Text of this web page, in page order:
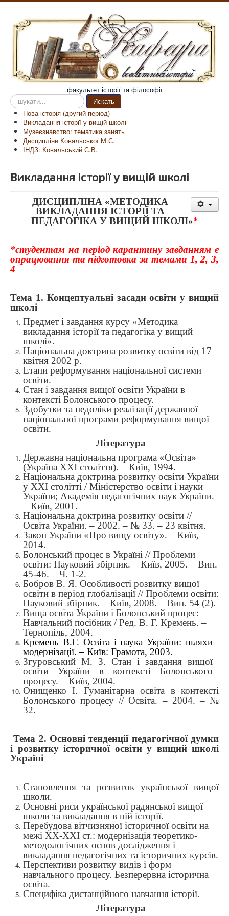
факультет історії та філософії
Пошук
на
сайті
Искать
Нова історія (другий період)
Викладання історії у вищій школі
Музеєзнавство: тематика занять
Дисципліни Ковальської М.С.
ІНДЗ: Ковальський С.В.
Викладання історії у вищій школі
ДИСЦИПЛІНА «МЕТОДИКА
ВИКЛАДАННЯ ІСТОРІЇ ТА
ПЕДАГОГІКА У ВИЩИЙ ШКОЛІ»*
*студентам на період карантину завданням є
опрацювання та підготовка за темами 1, 2, 3,
4
Тема 1. Концептуальні засади освіти у вищий
школі
Предмет і завдання курсу «Методика
викладання історії та педагогіка у вищий
школі».
Національна доктрина розвитку освіти від 17
квітня 2002 р.
Етапи реформування національної системи
освіти.
Стан і завдання вищої освіти України в
контексті Болонського процесу.
Здобутки та недоліки реалізації державної
національної програми реформування вищої
освіти.
Література
Державна національна програма «Освіта»
(Україна ХХІ століття). – Київ, 1994.
Національна доктрина розвитку освіти України
у ХХІ столітті / Міністерство освіти і науки
України; Академія педагогічних наук України.
– Київ, 2001.
Національна доктрина розвитку освіти //
Освіта України. – 2002. – № 33. – 23 квітня.
Закон України «Про вищу освіту». – Київ,
2014.
Болонський процес в Україні // Проблеми
освіти: Науковий збірник. – Київ, 2005. – Вип.
45-46. – Ч. 1-2.
Бобров В. Я. Особливості розвитку вищої
освіти в період глобалізації // Проблеми освіти:
Науковий збірник. – Київ, 2008. – Вип. 54 (2).
Вища освіта України і Болонський процес:
Навчальний посібник / Ред. В. Г. Кремень. –
Тернопіль, 2004.
Кремень В.Г. Освіта і наука України: шляхи
модернізації. – Київ: Грамота, 2003.
Згуровський М. З. Стан і завдання вищої
освіти України в контексті Болонського
процесу. – Київ, 2004.
Онищенко І. Гуманітарна освіта в контексті
Болонського процесу // Освіта. – 2004. – №
32.
Тема 2. Основні тенденції педагогічної думки
і розвитку історичної освіти у вищий школі
Україні
Становлення та розвиток української вищої
школи.
Основні риси української радянської вищої
школи та викладання в ній історії.
Перебудова вітчизняної історичної освіти на
межі ХХ-ХХІ ст.: модернізація теоретико-
методологічних основ дослідження і
викладання педагогічних та історичних курсів.
Перспективи розвитку видів і форм
навчального процесу. Безперервна історична
освіта.
Специфіка дистанційного навчання історії.
Література